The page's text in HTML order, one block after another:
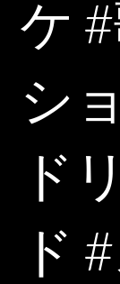
ケ
シ
ド
ド